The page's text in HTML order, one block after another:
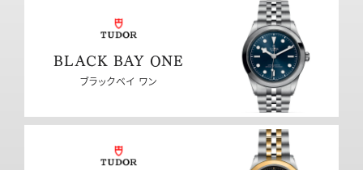
BLACK BAY ONE
ブラックベイ ワン